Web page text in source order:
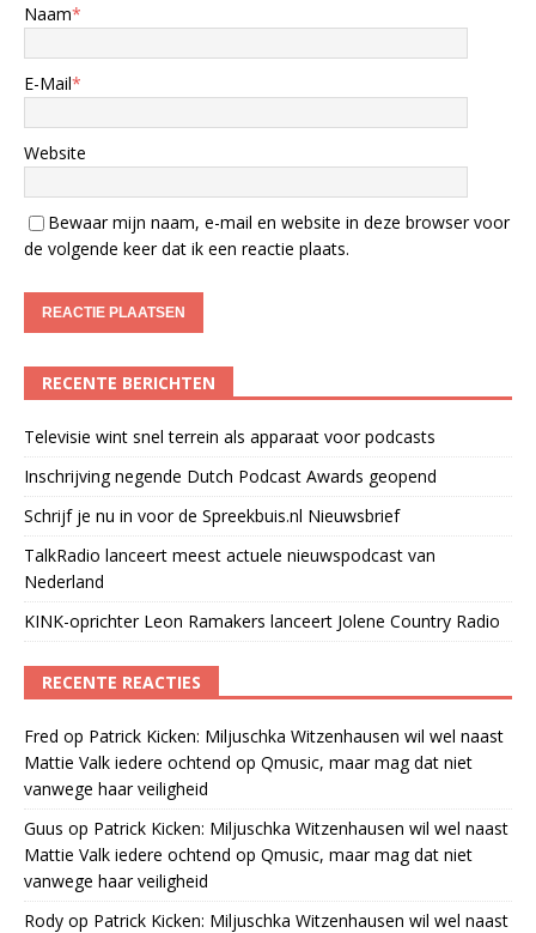
Naam*
E-Mail*
Website
Bewaar mijn naam, e-mail en website in deze browser voor
de volgende keer dat ik een reactie plaats.
RECENTE BERICHTEN
Televisie wint snel terrein als apparaat voor podcasts
Inschrijving negende Dutch Podcast Awards geopend
Schrijf je nu in voor de Spreekbuis.nl Nieuwsbrief
TalkRadio lanceert meest actuele nieuwspodcast van
Nederland
KINK-oprichter Leon Ramakers lanceert Jolene Country Radio
RECENTE REACTIES
Fred op Patrick Kicken: Miljuschka Witzenhausen wil wel naast
Mattie Valk iedere ochtend op Qmusic, maar mag dat niet
vanwege haar veiligheid
Guus op Patrick Kicken: Miljuschka Witzenhausen wil wel naast
Mattie Valk iedere ochtend op Qmusic, maar mag dat niet
vanwege haar veiligheid
Rody op Patrick Kicken: Miljuschka Witzenhausen wil wel naast